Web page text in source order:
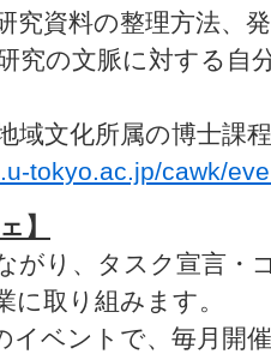
究資料の整理方法、
究の文脈に対する自
域文化所属の博士課
tokyo.ac.jp/cawk/
】
がり、タスク宣言・
に取り組みます。
イベントで、毎月開